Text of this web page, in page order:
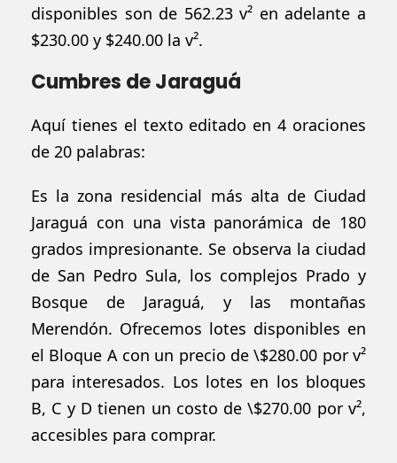
disponibles son de 562.23 v² en adelante a
$230.00 y $240.00 la v².
Cumbres de Jaraguá
Aquí tienes el texto editado en 4 oraciones
de 20 palabras:
Es la zona residencial más alta de Ciudad
Jaraguá con una vista panorámica de 180
grados impresionante. Se observa la ciudad
de San Pedro Sula, los complejos Prado y
Bosque de Jaraguá, y las montañas
Merendón. Ofrecemos lotes disponibles en
el Bloque A con un precio de \$280.00 por v²
para interesados. Los lotes en los bloques
B, C y D tienen un costo de \$270.00 por v²,
accesibles para comprar.